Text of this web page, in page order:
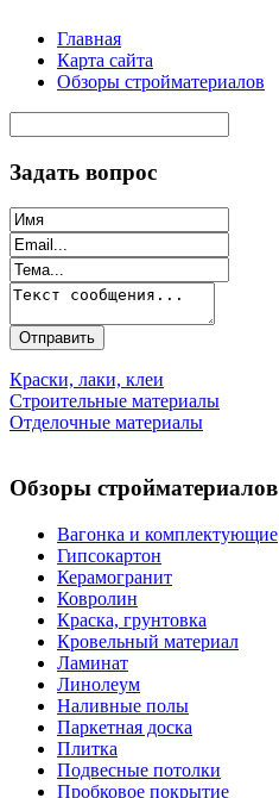
Главная
Карта сайта
Обзоры стройматериалов
Задать вопрос
Краски, лаки, клеи
Строительные материалы
Отделочные материалы
Обзоры стройматериалов
Вагонка и комплектующие
Гипсокартон
Керамогранит
Ковролин
Краска, грунтовка
Кровельный материал
Ламинат
Линолеум
Наливные полы
Паркетная доска
Плитка
Подвесные потолки
Пробковое покрытие